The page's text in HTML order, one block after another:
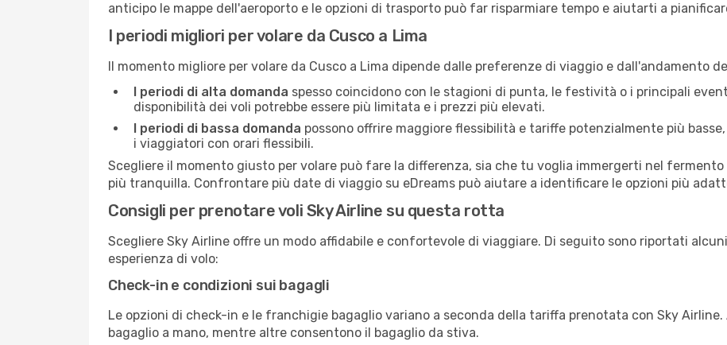
anticipo le mappe dell'aeroporto e le opzioni di trasporto può far risparmiare tempo e aiutarti a
I periodi migliori per volare da Cusco a Lima
Il momento migliore per volare da Cusco a Lima dipende dalle preferenze di viaggio e dall'andamento
I periodi di alta domanda spesso coincidono con le stagioni di punta, le festività o i principali
disponibilità dei voli potrebbe essere più limitata e i prezzi più elevati.
I periodi di bassa domanda possono offrire maggiore flessibilità e tariffe potenzialmente più
i viaggiatori con orari flessibili.
Scegliere il momento giusto per volare può fare la differenza, sia che tu voglia immergerti nel
più tranquilla. Confrontare più date di viaggio su eDreams può aiutare a identificare le opzioni più
Consigli per prenotare voli Sky Airline su questa rotta
Scegliere Sky Airline offre un modo affidabile e confortevole di viaggiare. Di seguito sono riportati
esperienza di volo:
Check-in e condizioni sui bagagli
Le opzioni di check-in e le franchigie bagaglio variano a seconda della tariffa prenotata con Sky
bagaglio a mano, mentre altre consentono il bagaglio da stiva.